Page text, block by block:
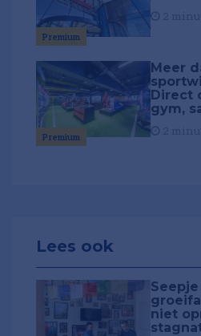
Premium
Premium
Meer
Direct
gym,
Lees ook
niet